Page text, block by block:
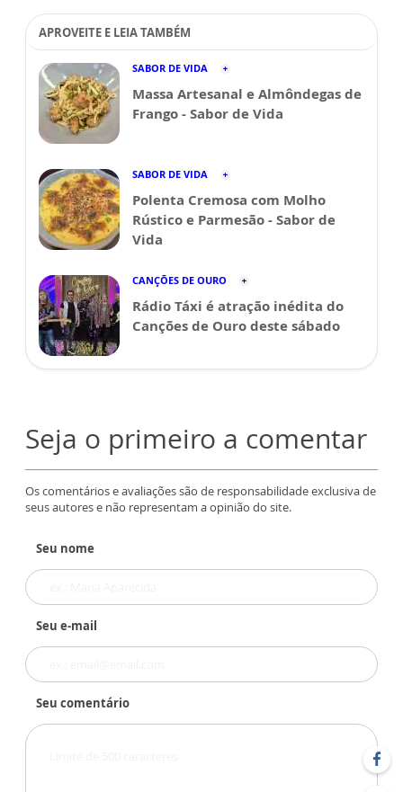
APROVEITE E LEIA TAMBÉM
SABOR DE VIDA
Massa Artesanal e Almôndegas de
Frango - Sabor de Vida
SABOR DE VIDA
Polenta Cremosa com Molho
Rústico e Parmesão - Sabor de
Vida
CANÇÕES DE OURO
Rádio Táxi é atração inédita do
Canções de Ouro deste sábado
Seja o primeiro a comentar
Os comentários e avaliações são de responsabilidade exclusiva de
seus autores e não representam a opinião do site.
Seu nome
Seu e-mail
Seu comentário